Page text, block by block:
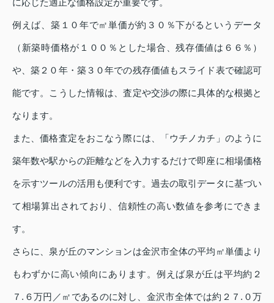
に応じた適正な価格設定が重要です。
例えば、築１０年で㎡単価が約３０％下がるというデータ
（新築時価格が１００％とした場合、残存価値は６６％）
や、築２０年・築３０年での残存価値もスライド表で確認可
能です。こうした情報は、査定や交渉の際に具体的な根拠と
なります。
また、価格査定をおこなう際には、「ウチノカチ」のように
築年数や駅からの距離などを入力するだけで即座に相場価格
を示すツールの活用も便利です。過去の取引データに基づい
て相場算出されており、信頼性の高い数値を参考にできま
す。
さらに、泉が丘のマンションは金沢市全体の平均㎡単価より
もわずかに高い傾向にあります。例えば泉が丘は平均約２
７.６万円／㎡であるのに対し、金沢市全体では約２７.０万